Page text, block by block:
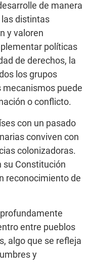
de manera
distintas
y valoren
políticas
de derechos, la
los grupos
mecanismos puede
o conflicto.
con un pasado
conviven con
colonizadoras.
su Constitución
reconocimiento de
entre pueblos
algo que se refleja
y